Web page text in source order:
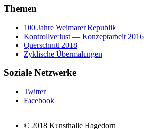
Themen
100 Jahre Weimarer Republik
Kontrollverlust — Konzeptarbeit 2016
Querschnitt 2018
Zyklische Übermalungen
Soziale Netzwerke
Twitter
Facebook
© 2018 Kunsthalle Hagedorn